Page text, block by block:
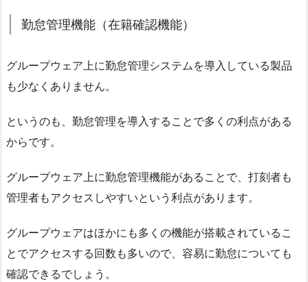
勤怠管理機能（在籍確認機能）
グループウェア上に勤怠管理システムを導入している製品
も少なくありません。
というのも、勤怠管理を導入することで多くの利点がある
からです。
グループウェア上に勤怠管理機能があることで、打刻者も
管理者もアクセスしやすいという利点があります。
グループウェアはほかにも多くの機能が搭載されているこ
とでアクセスする回数も多いので、容易に勤怠についても
確認できるでしょう。